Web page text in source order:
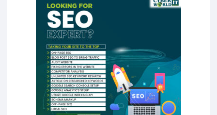
১৭ থেকে ২১ শতাংশ বিদ্যুতের দাম বাড়ানোর প্রস্তাব পিডিবির
১৬ মে চাঁদপুর ও ২৫ মে ফেনী সফরে যাবেন প্রধানমন্ত্রী
উচ্চশিক্ষায় গৌরবময় অর্জন: পূর্ণ স্কলারশিপে যুক্তরাষ্ট্রে
পিএইচডি করছেন কুয়েটের কৃতি…
সারা দেশে বজ্রাঘাতে ১৪ জনের প্রাণহানি
কঠোর হচ্ছে এসএসসি ও এইচএসসি পরীক্ষা
ফরিদগঞ্জে আগুনে পুড়লো ৬ ব্যবসা প্রতিষ্ঠান